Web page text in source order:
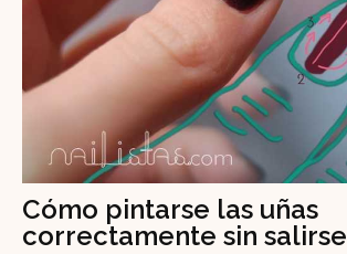
Cómo pintarse las uñas
correctamente sin salirse